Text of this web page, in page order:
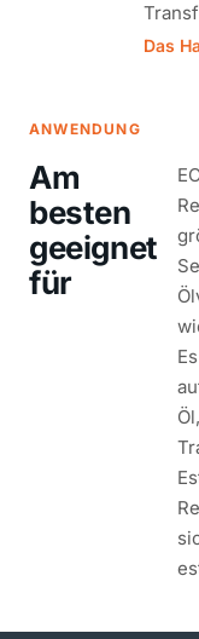
Das
ANWENDUNG
Am
besten
geeignet
für